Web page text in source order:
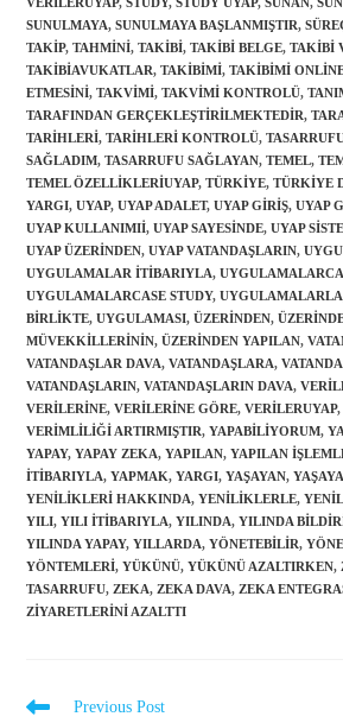
SUNULMAYA, SUNULMAYA BAŞLANMIŞTIR,
TAKIP, TAHMINI, TAKIBI, TAKIBI BELGE, TAKIBI
TAKIBIAVUKATLAR, TAKIBIMI, TAKIBIMI
ETMESINI, TAKVIMI, TAKVIMI KONTROLÜ,
TARAFINDAN GERÇEKLEŞTIRILMEKTEDIR,
TARIHLERI, TARIHLERI KONTROLÜ,
SAĞLADIM, TASARRUFU SAĞLAYAN, TEMEL,
TEMEL ÖZELLIKLERIUYAP, TÜRKIYE, TÜRKIYE
YARGI, UYAP, UYAP ADALET, UYAP GIRIŞ, UYAP
UYAP KULLANIMII, UYAP SAYESINDE, UYAP
UYAP ÜZERINDEN, UYAP VATANDAŞLARIN,
UYGULAMALAR ITIBARIYLA,
UYGULAMALARCASE STUDY, UYGULAMALARLA
BIRLIKTE, UYGULAMASI, ÜZERINDEN,
MÜVEKKILLERININ, ÜZERINDEN YAPILAN,
VATANDAŞLAR DAVA, VATANDAŞLARA,
VATANDAŞLARIN, VATANDAŞLARIN DAVA,
VERILERINE, VERILERINE GÖRE, VERILERUYAP,
VERIMLILIĞI ARTIRMIŞTIR, YAPABILIYORUM,
YAPAY, YAPAY ZEKA, YAPILAN, YAPILAN
ITIBARIYLA, YAPMAK, YARGI, YAŞAYAN,
YENILIKLERI HAKKINDA, YENILIKLERLE,
YILI, YILI ITIBARIYLA, YILINDA, YILINDA
YILINDA YAPAY, YILLARDA, YÖNETEBILIR,
YÖNTEMLERI, YÜKÜNÜ, YÜKÜNÜ AZALTIRKEN,
TASARRUFU, ZEKA, ZEKA DAVA, ZEKA
ZIYARETLERINI AZALTTI
Previous Post